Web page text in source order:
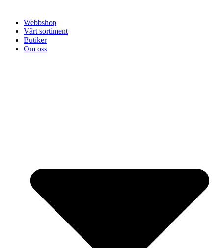
Webbshop
Vårt sortiment
Butiker
Om oss